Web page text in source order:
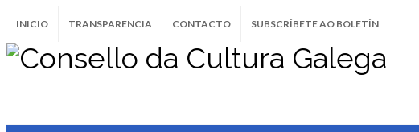
INICIO TRANSPARENCIA CONTACTO SUBSCRÍBETE AO BOLETÍN